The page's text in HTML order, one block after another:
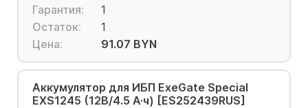
Гарантия:
1
Остаток:
1
Цена:
91.07 BYN
Аккумулятор для ИБП ExeGate Special
EXS1245 (12В/4.5 А·ч) [ES252439RUS]